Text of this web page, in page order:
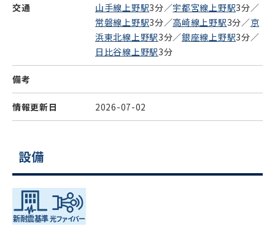
交通 山手線上野駅3分／宇都宮線上野駅3分／
常磐線上野駅3分／高崎線上野駅3分／京
浜東北線上野駅3分／銀座線上野駅3分／
日比谷線上野駅3分
備考
情報更新日 2026-07-02
設備